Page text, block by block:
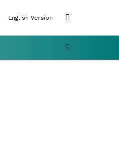
English Version